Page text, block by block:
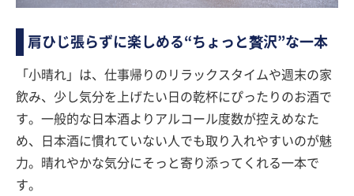
肩ひじ張らずに楽しめる“ちょっと贅沢”な一本
「小晴れ」は、仕事帰りのリラックスタイムや週末の家
飲み、少し気分を上げたい日の乾杯にぴったりのお酒で
す。一般的な日本酒よりアルコール度数が控えめなた
め、日本酒に慣れていない人でも取り入れやすいのが魅
力。晴れやかな気分にそっと寄り添ってくれる一本で
す。